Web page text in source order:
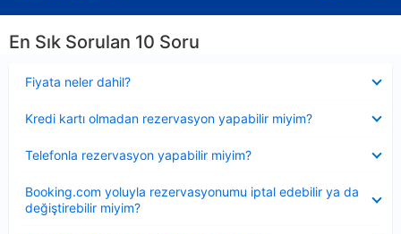
En Sık Sorulan 10 Soru
Fiyata neler dahil?
Kredi kartı olmadan rezervasyon yapabilir miyim?
Telefonla rezervasyon yapabilir miyim?
Booking.com yoluyla rezervasyonumu iptal edebilir ya da
değiştirebilir miyim?